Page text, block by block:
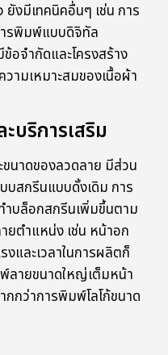
งมีเทคนิคอื่นๆ เช่น การ
รพิมพ์แบบดิจิทัล
อจำกัดและโครงสร้าง
ามเหมาะสมของเนื้อผ้า
บริการเสริม
นาดของลวดลาย มีส่วน
บสกรีนแบบดั้งเดิม การ
ำบล็อกสกรีนเพิ่มขึ้นตาม
ตำแหน่ง เช่น หน้าอก
และเวลาในการผลิตก็
ลายขนาดใหญ่เต็มหน้า
กว่าการพิมพ์โลโก้ขนาด